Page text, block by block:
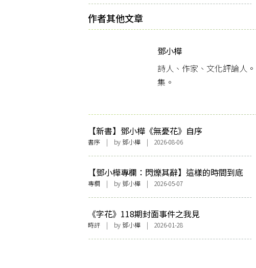
作者其他文章
鄧小樺
詩人、作家、文化評論人
集。
【新書】鄧小樺《無憂花》自序
書序 | by鄧小樺 | 2026-08-06
【鄧小樺專欄：閃爍其辭】這樣的時間到底
有何意義
專欄 | by鄧小樺 | 2026-05-07
《字花》118期封面事件之我見
時評 | by鄧小樺 | 2026-01-28